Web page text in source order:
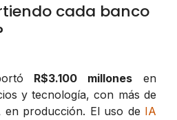
cada banco
R$3.100 millones en
y tecnología, con más de
en producción. El uso de IA